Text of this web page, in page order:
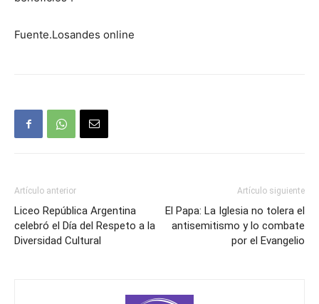
Fuente.Losandes online
Artículo anterior
Liceo República Argentina
celebró el Día del Respeto a la
Diversidad Cultural
Artículo siguiente
El Papa: La Iglesia no tolera el
antisemitismo y lo combate
por el Evangelio